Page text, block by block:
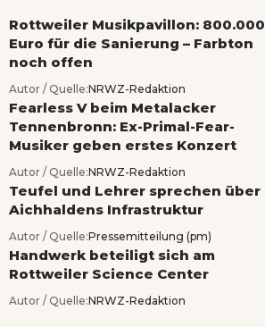
Rottweiler Musikpavillon: 800.000
Euro für die Sanierung – Farbton
noch offen
Autor / Quelle:NRWZ-Redaktion
Fearless V beim Metalacker
Tennenbronn: Ex-Primal-Fear-
Musiker geben erstes Konzert
Autor / Quelle:NRWZ-Redaktion
Teufel und Lehrer sprechen über
Aichhaldens Infrastruktur
Autor / Quelle:Pressemitteilung (pm)
Handwerk beteiligt sich am
Rottweiler Science Center
Autor / Quelle:NRWZ-Redaktion